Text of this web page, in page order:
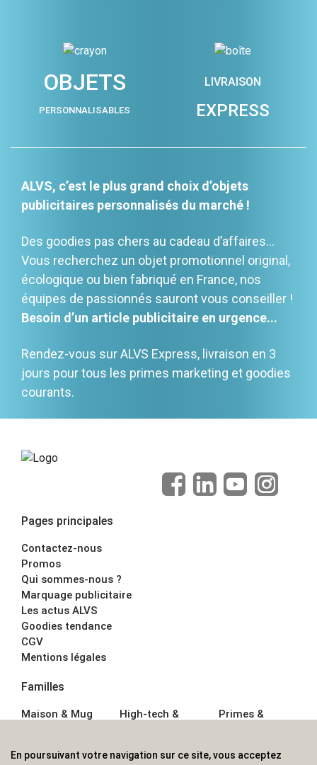
OBJETS
PERSONNALISABLES
LIVRAISON
EXPRESS
ALVS, c’est le plus grand choix d’objets
publicitaires personnalisés du marché !
Des goodies pas chers au cadeau d’affaires…
Vous recherchez un objet promotionnel original,
écologique ou bien fabriqué en France, nos
équipes de passionnés sauront vous conseiller !
Besoin d’un article publicitaire en urgence...
Rendez-vous sur ALVS Express, livraison en 3
jours pour tous les primes marketing et goodies
courants.
Pages principales
Contactez-nous
Promos
Qui sommes-nous ?
Marquage publicitaire
Les actus ALVS
Goodies tendance
CGV
Mentions légales
Familles
Maison & Mug
Écriture
High-tech &
Sport &
Primes &
Boisson
En poursuivant votre navigation sur ce site, vous acceptez